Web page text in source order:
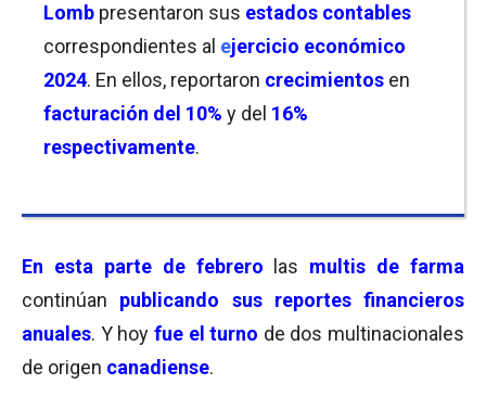
Lomb presentaron sus estados contables
correspondientes al ejercicio económico
2024. En ellos, reportaron crecimientos en
facturación del 10% y del 16%
respectivamente.
En esta parte de febrero las multis de farma
continúan publicando sus reportes financieros
anuales. Y hoy fue el turno de dos multinacionales
de origen canadiense.